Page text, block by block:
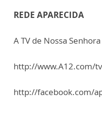
REDE APARECIDA
A TV de Nossa Senhora
http://www.A12.com/
http://facebook.com/